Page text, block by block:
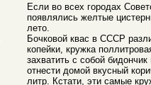
Если во всех городах
появлялись желтые
лето.
Бочковой квас в СССР
копейки, кружка
захватить с собой
отнести домой вкусный
литр. Кстати, эти самые